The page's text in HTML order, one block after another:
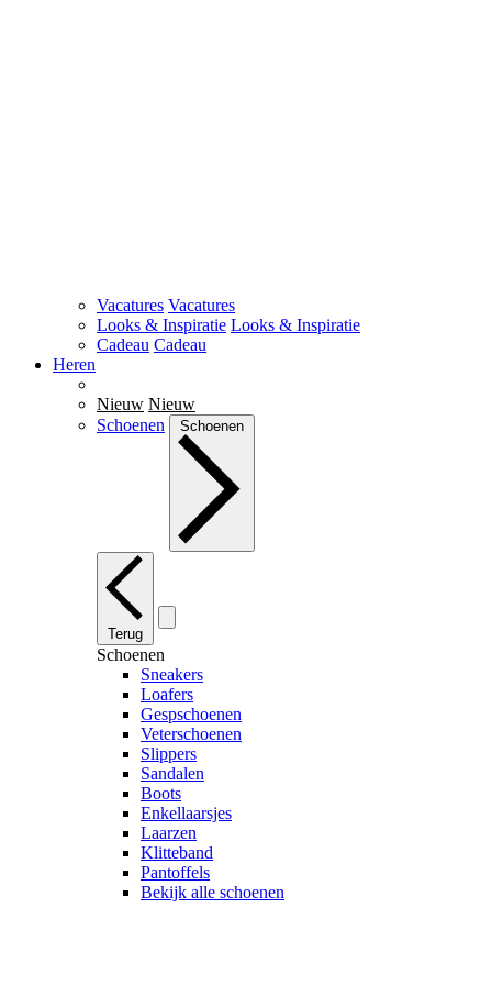
Vacatures Vacatures
Looks & Inspiratie Looks & Inspiratie
Cadeau Cadeau
Heren
Nieuw Nieuw
Schoenen
Schoenen
Terug
Schoenen
Sneakers
Loafers
Gespschoenen
Veterschoenen
Slippers
Sandalen
Boots
Enkellaarsjes
Laarzen
Klitteband
Pantoffels
Bekijk alle schoenen